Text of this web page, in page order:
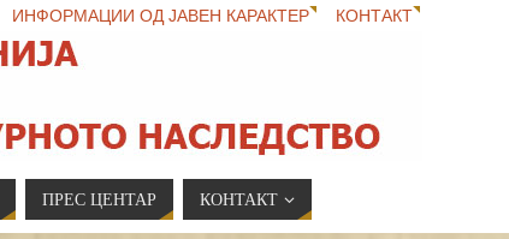
ИНФОРМАЦИИ ОД ЈАВЕН КАРАКТЕР КОНТАКТ
ПРЕС ЦЕНТАР КОНТАКТ